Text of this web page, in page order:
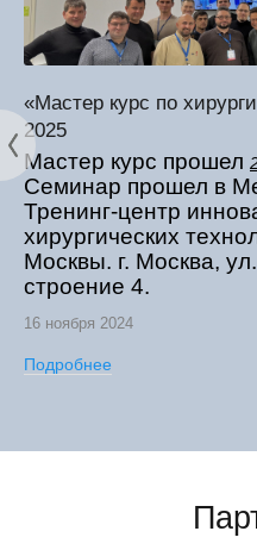
«Мастер курс по
2025
Мастер курс прошел
Семинар прошел в
Тренинг-центр
хирургических
Москвы. г. Москва,
строение 4.
16 ноября 2024
Подробнее